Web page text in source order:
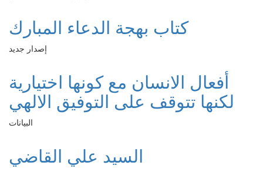
كتاب بهجة الدعاء المبارك
إصدار جديد
أفعال الانسان مع كونها اختيارية
لكنها تتوقف على التوفيق الالهي
البيانات
السيد علي القاضي